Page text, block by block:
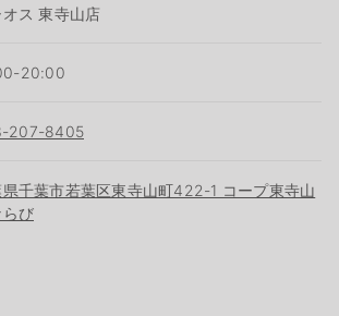
オス 東寺山店
20:00
207-8405
千葉市若葉区東寺山町422-1 コープ東寺山
らび